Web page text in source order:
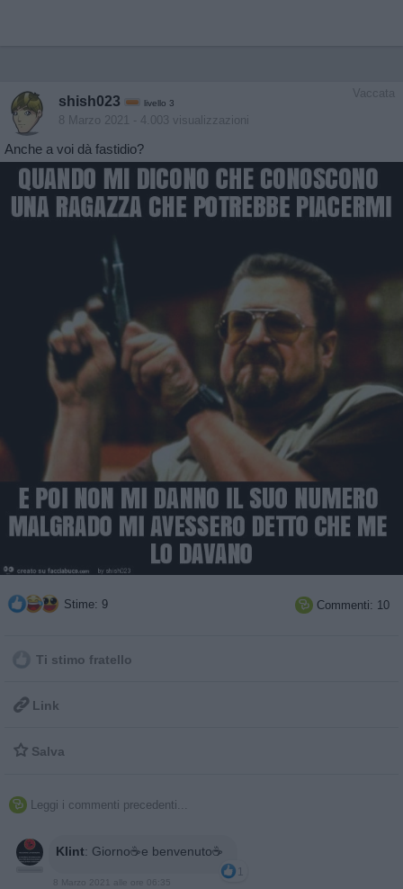
Vaccata
shish023 livello 3
8 Marzo 2021 - 4.003 visualizzazioni
Anche a voi dà fastidio?
Stime: 9  Commenti: 10
Ti stimo fratello
 Link
 Salva
 Leggi i commenti precedenti...
Klint: Giorno☕️e benvenuto☕️
1
8 Marzo 2021 alle ore 06:35